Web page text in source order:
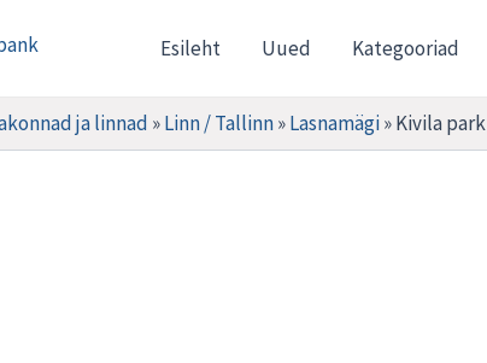
Esileht Uued Kategooriad
ja linnad »Linn / Tallinn»Lasnamägi»Kivila park